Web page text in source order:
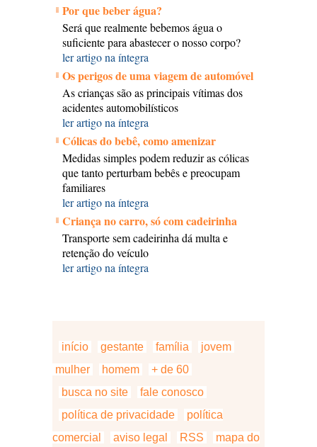
Por que beber água?
Será que realmente bebemos água o
suficiente para abastecer o nosso corpo?
ler artigo na íntegra
Os perigos de uma viagem de automóvel
As crianças são as principais vítimas dos
acidentes automobilísticos
ler artigo na íntegra
Cólicas do bebê, como amenizar
Medidas simples podem reduzir as cólicas
que tanto perturbam bebês e preocupam
familiares
ler artigo na íntegra
Criança no carro, só com cadeirinha
Transporte sem cadeirinha dá multa e
retenção do veículo
ler artigo na íntegra
início gestante família
jovem
mulher
homem
+ de 60
busca no site
fale conosco
política de privacidade
política
comercial
aviso legal RSS mapa do